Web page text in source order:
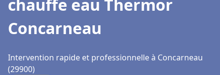
chauffe eau Thermor
Concarneau
Intervention rapide et professionnelle à Concarneau
(29900)